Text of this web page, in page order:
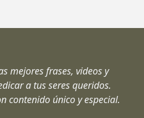
mejores frases, videos y
a tus seres queridos.
contenido único y especial.